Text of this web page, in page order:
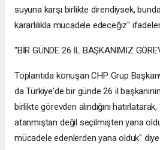
suyuna karşı birlikte direndiysek,
kararlılıkla mücadele edeceğiz"
"BİR GÜNDE 26 İL BAŞKANIMIZ
Toplantıda konuşan CHP Grup
da Türkiye'de bir günde 26 il
birlikte görevden alındığını
atanmıştan değil seçilmişten yana
mücadele edenlerden yana olduk"